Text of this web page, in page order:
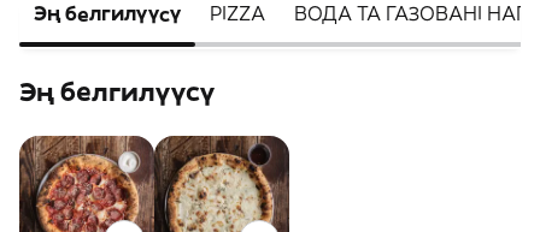
Эң белгилүүсү PIZZA ВОДА ТА ГАЗОВАНІ
Эң белгилүүсү